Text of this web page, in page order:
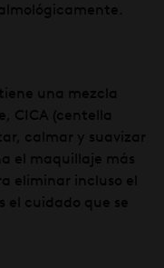
una mezcla
CICA (centella
calmar y suavizar
el maquillaje más
eliminar incluso el
el cuidado que se